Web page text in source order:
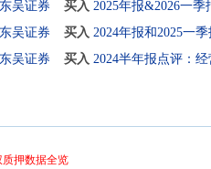
东吴证券
买入
东吴证券
买入
东吴证券
买入
押数据全览